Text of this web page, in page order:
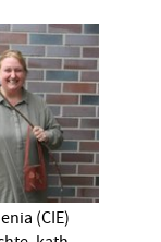
(CIE)